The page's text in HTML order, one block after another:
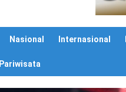
Nasional Internasional
Pariwisata